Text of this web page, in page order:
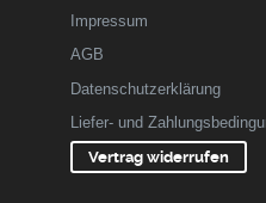
Impressum
AGB
Datenschutzerklärung
Liefer- und
Vertrag widerrufen